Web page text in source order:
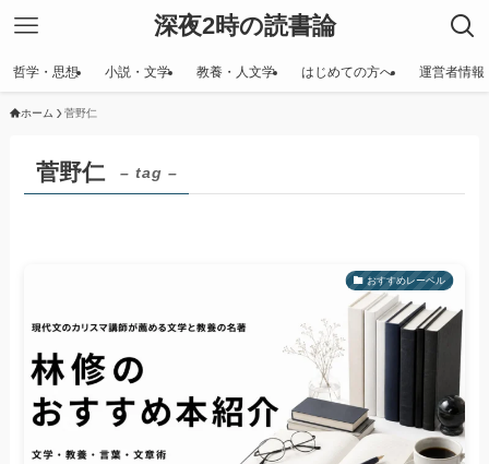
深夜2時の読書論
哲学・思想 小説・文学 教養・人文学 はじめての方へ 運営者情報
ホーム 菅野仁
菅野仁 – tag –
おすすめレーベル